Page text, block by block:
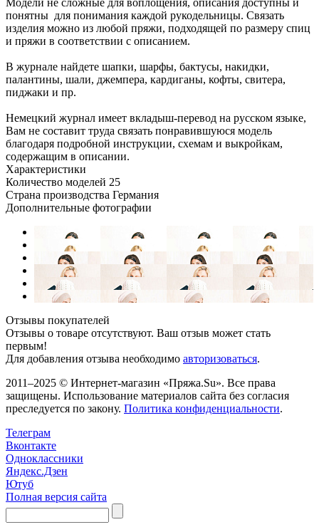
понятны для понимания каждой рукодельницы. Связать
изделия можно из любой пряжи, подходящей по размеру спиц
и пряжи в соответствии с описанием.
В журнале найдете шапки, шарфы, бактусы, накидки,
палантины, шали, джемпера, кардиганы, кофты, свитера,
пиджаки и пр.
Немецкий журнал имеет вкладыш-перевод на русском языке,
Вам не составит труда связать понравившуюся модель
благодаря подробной инструкции, схемам и выкройкам,
содержащим в описании.
Характеристики
Количество моделей 25
Страна производства Германия
Дополнительные фотографии
Отзывы покупателей
Отзывы о товаре отсутствуют. Ваш отзыв может стать
первым!
Для добавления отзыва необходимо авторизоваться.
2011–2025 © Интернет-магазин «Пряжа.Su». Все права
защищены. Использование материалов сайта без согласия
преследуется по закону. Политика конфиденциальности.
Телеграм
Вконтакте
Одноклассники
Яндекс.Дзен
Ютуб
Полная версия сайта